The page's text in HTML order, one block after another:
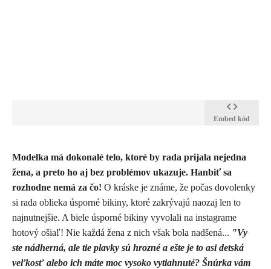
Embed kód
Modelka má dokonalé telo, ktoré by rada prijala nejedna
žena, a preto ho aj bez problémov ukazuje. Hanbiť sa
rozhodne nemá za čo! O kráske je známe, že počas dovolenky
si rada oblieka úsporné bikiny, ktoré zakrývajú naozaj len to
najnutnejšie. A biele úsporné bikiny vyvolali na instagrame
hotový ošiaľ! Nie každá žena z nich však bola nadšená... "Vy
ste nádherná, ale tie plavky sú hrozné a ešte je to asi detská
veľkosť alebo ich máte moc vysoko vytiahnuté? Šnúrka vám